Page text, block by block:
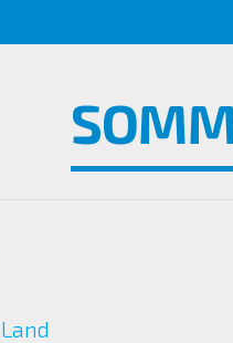
Land